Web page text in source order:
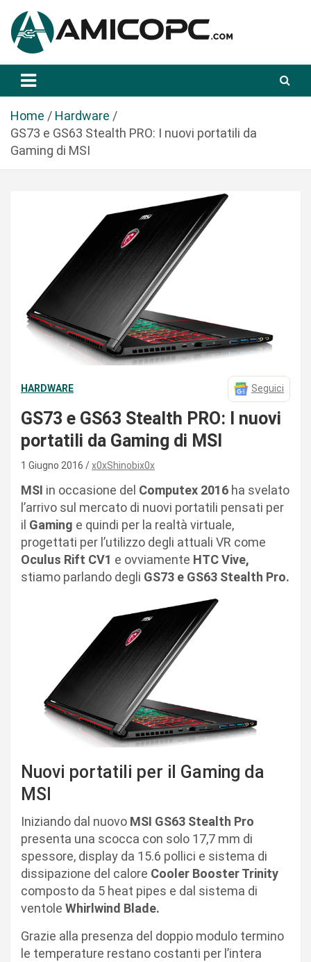
a
Amicopc.com
Home
Hardware
GS73 e GS63 Stealth PRO: I nuovi portatili da
Gaming di MSI
HARDWARE Seguici
GS73 e GS63 Stealth PRO: I nuovi
portatili da Gaming di MSI
1 Giugno 2016 x0xShinobix0x
MSI in occasione del Computex 2016 ha svelato
l’arrivo sul mercato di nuovi portatili pensati per
il Gaming e quindi per la realtà virtuale,
progettati per l’utilizzo degli attuali VR come
Oculus Rift CV1 e ovviamente HTC Vive,
stiamo parlando degli GS73 e GS63 Stealth Pro.
Nuovi portatili per il Gaming da
MSI
Iniziando dal nuovo MSI GS63 Stealth Pro
presenta una scocca con solo 17,7 mm di
spessore, display da 15.6 pollici e sistema di
dissipazione del calore Cooler Booster Trinity
composto da 5 heat pipes e dal sistema di
ventole Whirlwind Blade.
Grazie alla presenza del doppio modulo termino
le temperature restano costanti per l’intera